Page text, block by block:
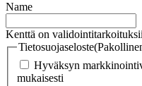
Name
Kenttä on
Tietosuojaseloste
Hyväksyn
mukaisesti